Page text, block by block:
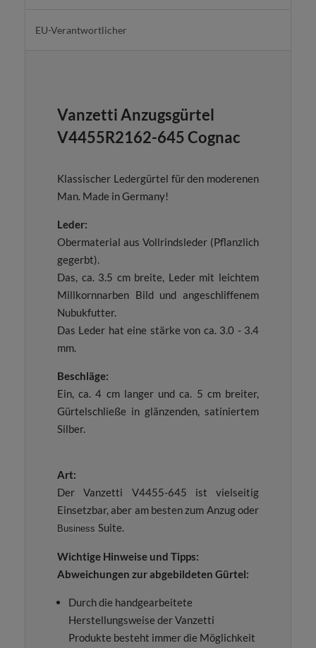
EU-Verantwortlicher
Vanzetti Anzugsgürtel
V4455R2162-645 Cognac
Klassischer Ledergürtel für den moderenen
Man. Made in Germany!
Leder:
Obermaterial aus Vollrindsleder (Pflanzlich
gegerbt).
Das, ca. 3.5 cm breite, Leder mit leichtem
Millkornnarben Bild und angeschliffenem
Nubukfutter.
Das Leder hat eine stärke von ca. 3.0 - 3.4
mm.
Beschläge:
Ein, ca. 4 cm langer und ca. 5 cm breiter,
Gürtelschließe in glänzenden, satiniertem
Silber.
Art:
Der Vanzetti V4455-645 ist vielseitig
Einsetzbar, aber am besten zum Anzug oder
Business Suite.
Wichtige Hinweise und Tipps:
Abweichungen zur abgebildeten Gürtel:
Durch die handgearbeitete
Herstellungsweise der Vanzetti
Produkte besteht immer die Möglichkeit